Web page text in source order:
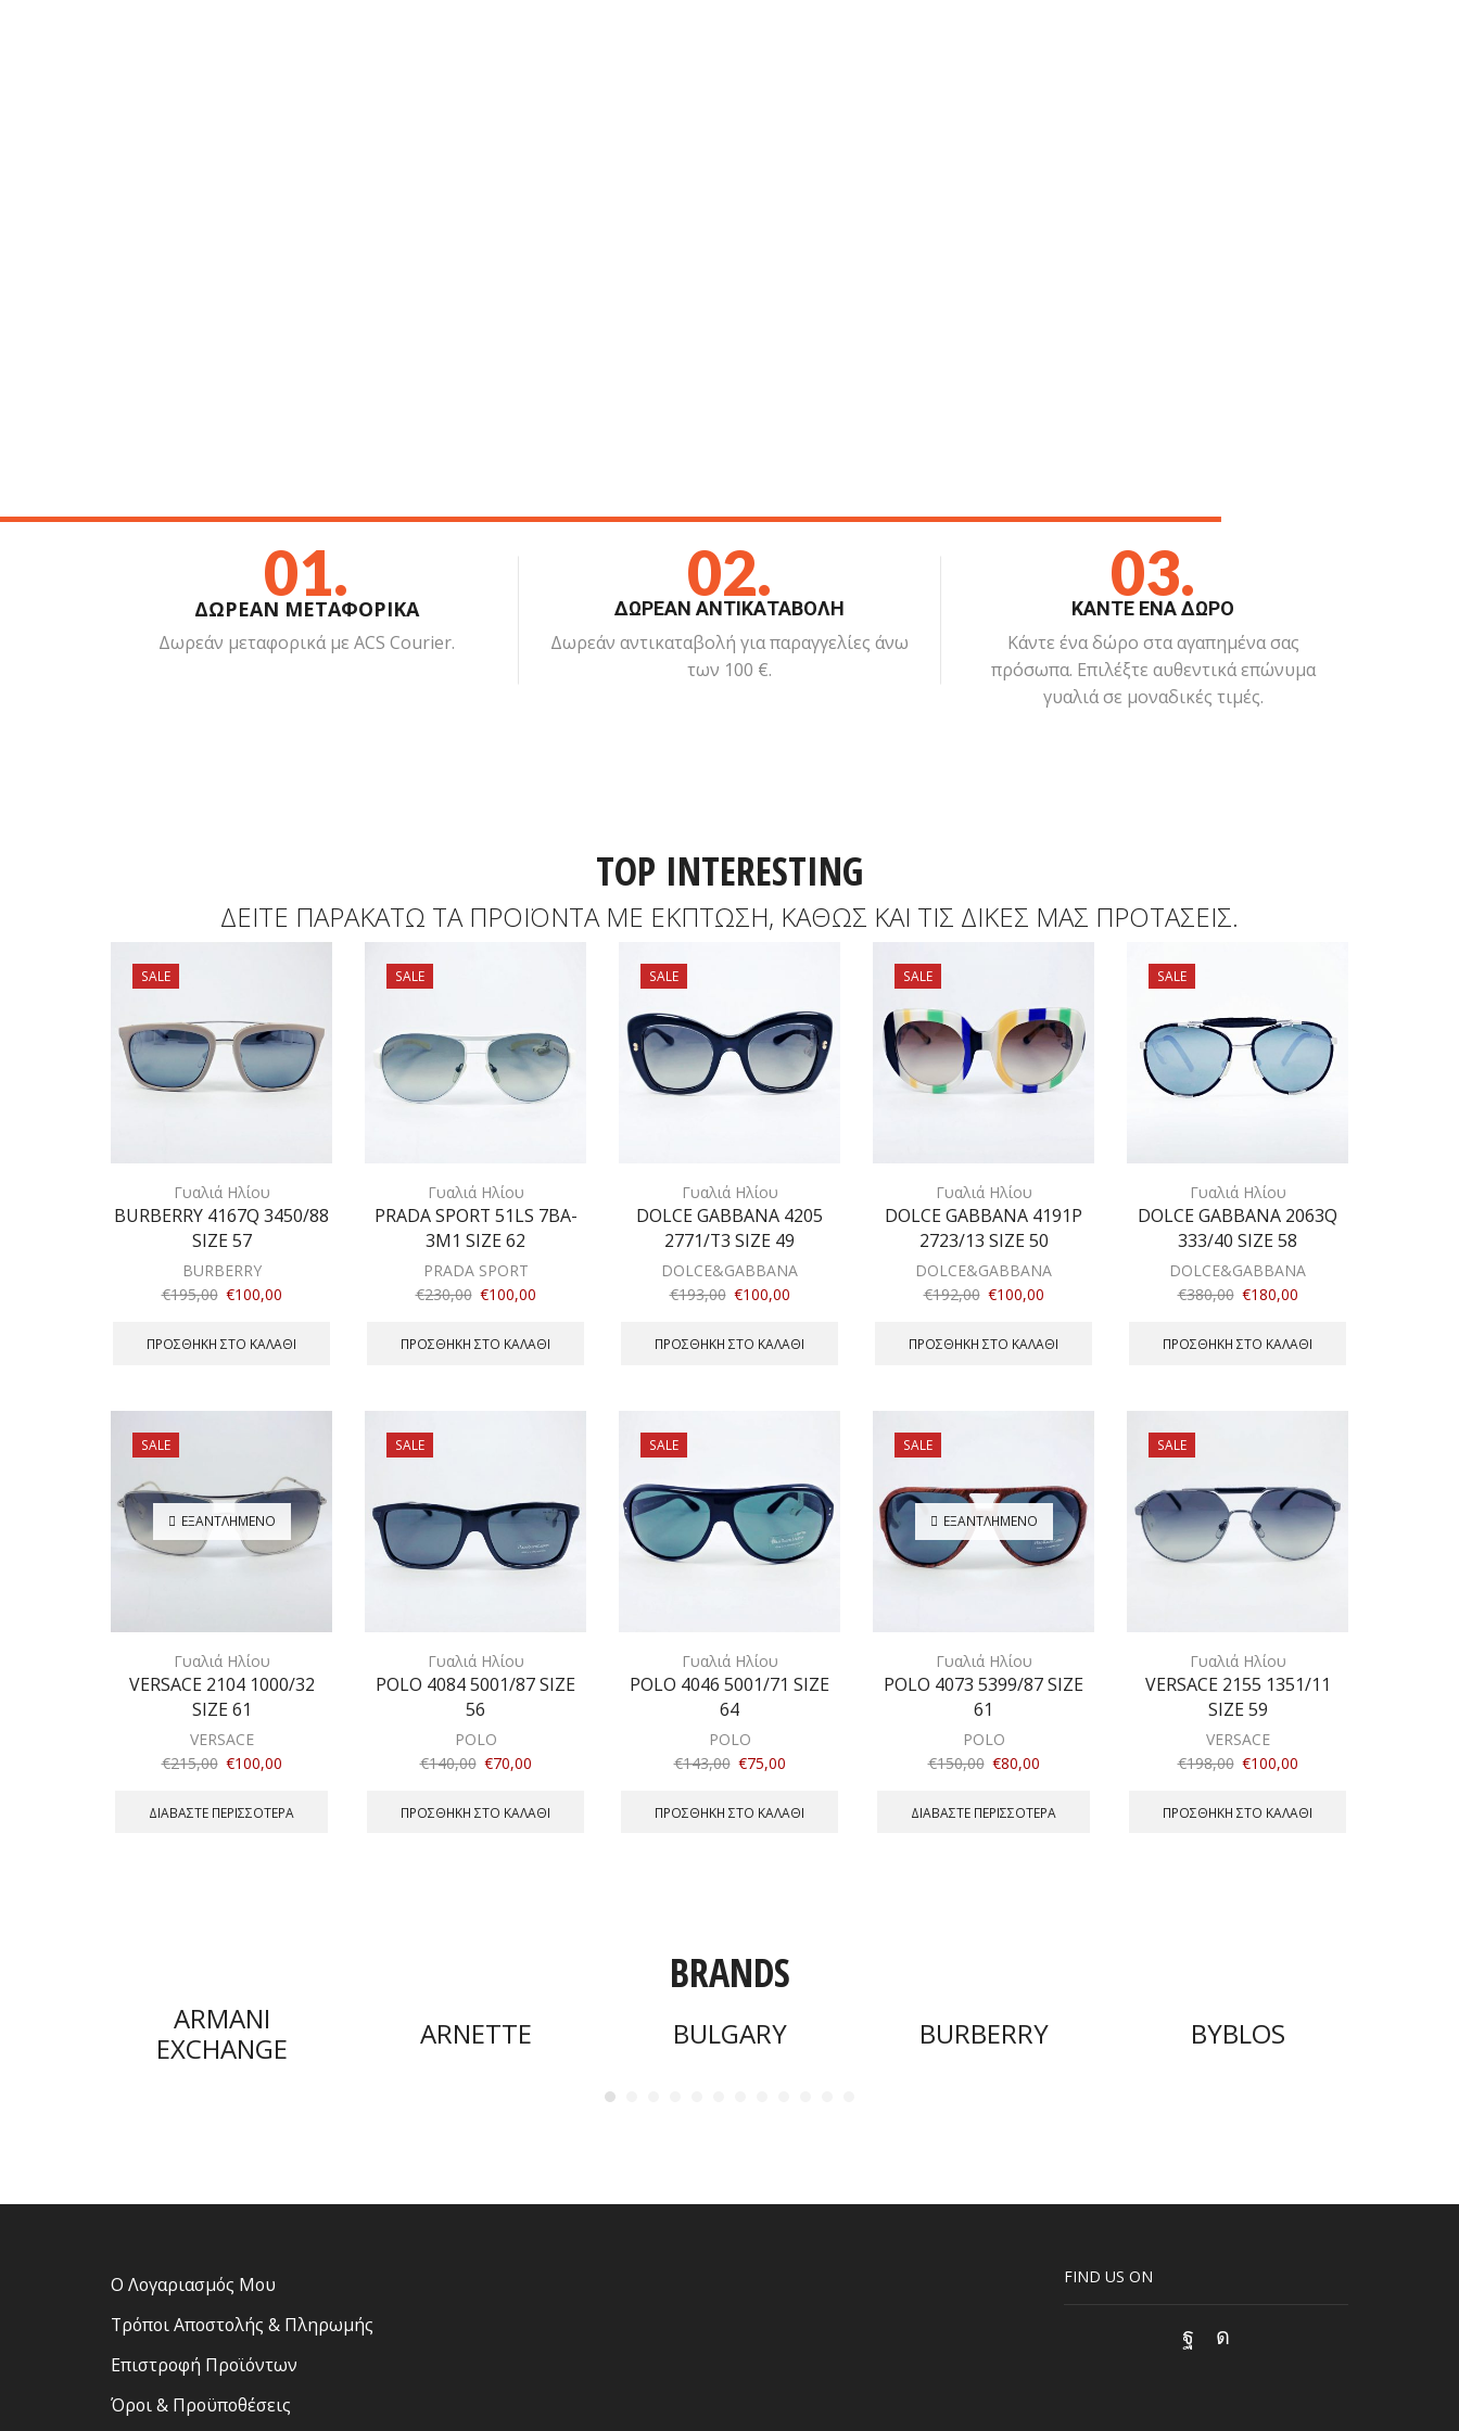
01.
ΔΩΡΕΑΝ ΜΕΤΑΦΟΡΙΚΑ
Δωρεάν μεταφορικά με ACS Courier.
02.
ΔΩΡΕΑΝ ΑΝΤΙΚΑΤΑΒΟΛΗ
Δωρεάν αντικαταβολή για παραγγελίες άνω
των 100 €.
03.
ΚΑΝΤΕ ΕΝΑ ΔΩΡΟ
Κάντε ένα δώρο στα αγαπημένα σας
πρόσωπα. Επιλέξτε αυθεντικά επώνυμα
γυαλιά σε μοναδικές τιμές.
TOP INTERESTING
ΔΕΊΤΕ ΠΑΡΑΚΆΤΩ ΤΑ ΠΡΟΪΌΝΤΑ ΜΕ ΈΚΠΤΩΣΗ, ΚΑΘΏΣ ΚΑΙ ΤΙΣ ΔΙΚΈΣ ΜΑΣ ΠΡΟΤΆΣΕΙΣ.
SALE
Γυαλιά Ηλίου
BURBERRY 4167Q 3450/88
SIZE 57
BURBERRY
€195,00 €100,00
ΠΡΟΣΘΉΚΗ ΣΤΟ ΚΑΛΆΘΙ
SALE
Γυαλιά Ηλίου
PRADA SPORT 51LS 7BA-
3M1 SIZE 62
PRADA SPORT
€230,00 €100,00
ΠΡΟΣΘΉΚΗ ΣΤΟ ΚΑΛΆΘΙ
SALE
Γυαλιά Ηλίου
DOLCE GABBANA 4205
2771/T3 SIZE 49
DOLCE&GABBANA
€193,00 €100,00
ΠΡΟΣΘΉΚΗ ΣΤΟ ΚΑΛΆΘΙ
SALE
Γυαλιά Ηλίου
DOLCE GABBANA 4191P
2723/13 SIZE 50
DOLCE&GABBANA
€192,00 €100,00
ΠΡΟΣΘΉΚΗ ΣΤΟ ΚΑΛΆΘΙ
SALE
Γυαλιά Ηλίου
DOLCE GABBANA 2063Q
333/40 SIZE 58
DOLCE&GABBANA
€380,00 €180,00
ΠΡΟΣΘΉΚΗ ΣΤΟ ΚΑΛΆΘΙ
SALE
ΕΞΑΝΤΛΗΜΈΝΟ
Γυαλιά Ηλίου
VERSACE 2104 1000/32
SIZE 61
VERSACE
€215,00 €100,00
ΔΙΑΒΆΣΤΕ ΠΕΡΙΣΣΌΤΕΡΑ
SALE
Γυαλιά Ηλίου
POLO 4084 5001/87 SIZE
56
POLO
€140,00 €70,00
ΠΡΟΣΘΉΚΗ ΣΤΟ ΚΑΛΆΘΙ
SALE
Γυαλιά Ηλίου
POLO 4046 5001/71 SIZE
64
POLO
€143,00 €75,00
ΠΡΟΣΘΉΚΗ ΣΤΟ ΚΑΛΆΘΙ
SALE
ΕΞΑΝΤΛΗΜΈΝΟ
Γυαλιά Ηλίου
POLO 4073 5399/87 SIZE
61
POLO
€150,00 €80,00
ΔΙΑΒΆΣΤΕ ΠΕΡΙΣΣΌΤΕΡΑ
SALE
Γυαλιά Ηλίου
VERSACE 2155 1351/11
SIZE 59
VERSACE
€198,00 €100,00
ΠΡΟΣΘΉΚΗ ΣΤΟ ΚΑΛΆΘΙ
BRANDS
ARMANI
EXCHANGE
ARNETTE BULGARY BURBERRY BYBLOS
Ο Λογαριασμός Μου
Τρόποι Αποστολής & Πληρωμής
Επιστροφή Προϊόντων
Όροι & Προϋποθέσεις
FIND US ON
Facebook
Instagram